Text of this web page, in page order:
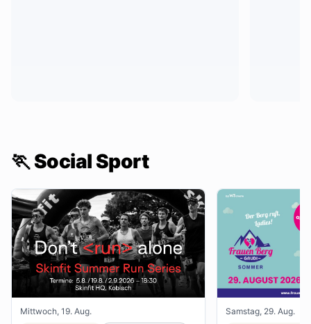
🏃 Social Sport
Mittwoch, 19. Aug.
Samstag, 29. Aug.